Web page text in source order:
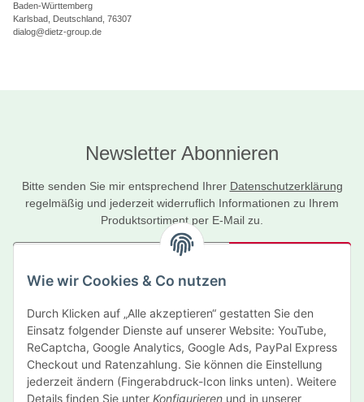
Wie wir Cookies & Co nutzen
Durch Klicken auf „Alle akzeptieren“ gestatten Sie den
Einsatz folgender Dienste auf unserer Website: YouTube,
ReCaptcha, Google Analytics, Google Ads, PayPal Express
Checkout und Ratenzahlung. Sie können die Einstellung
jederzeit ändern (Fingerabdruck-Icon links unten). Weitere
Details finden Sie unter Konfigurieren und in unserer
Baden-Württemberg
Karlsbad, Deutschland, 76307
dialog@dietz-group.de
Newsletter Abonnieren
Bitte senden Sie mir entsprechend Ihrer Datenschutzerklärung
regelmäßig und jederzeit widerruflich Informationen zu Ihrem
Produktsortiment per E-Mail zu.
Newsletter Abonnieren
Informationen
Gesetzliche Informationen